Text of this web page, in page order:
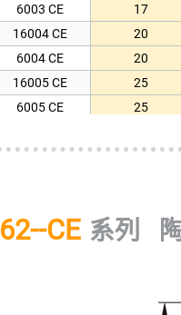
6003 CE
17
16004 CE
20
6004 CE
20
16005 CE
25
6005 CE
25
6006 CE
30
16008 CE
62--CE 系列